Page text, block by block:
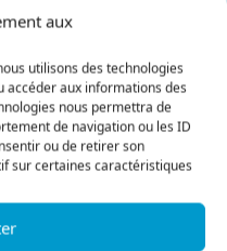
aux
utilisons des technologies
accéder aux informations des
nous permettra de
de navigation ou les ID
ou de retirer son
sur certaines caractéristiques
· LMS
sur
loin.
résumés,